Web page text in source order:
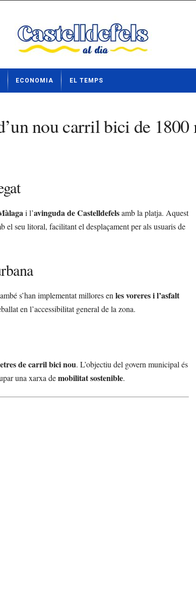
ECONOMIA EL TEMPS
nou carril bici de 1800
i l’avinguda de Castelldefelsamb la platja. Aquest
el seu litoral, facilitant el desplaçament per als usuaris de
s’han implementat millores en les voreres i l’asfalt
en l’accessibilitat general de la zona.
de carril bici nou. L’objectiu del govern municipal és
una xarxa demobilitat sostenible.